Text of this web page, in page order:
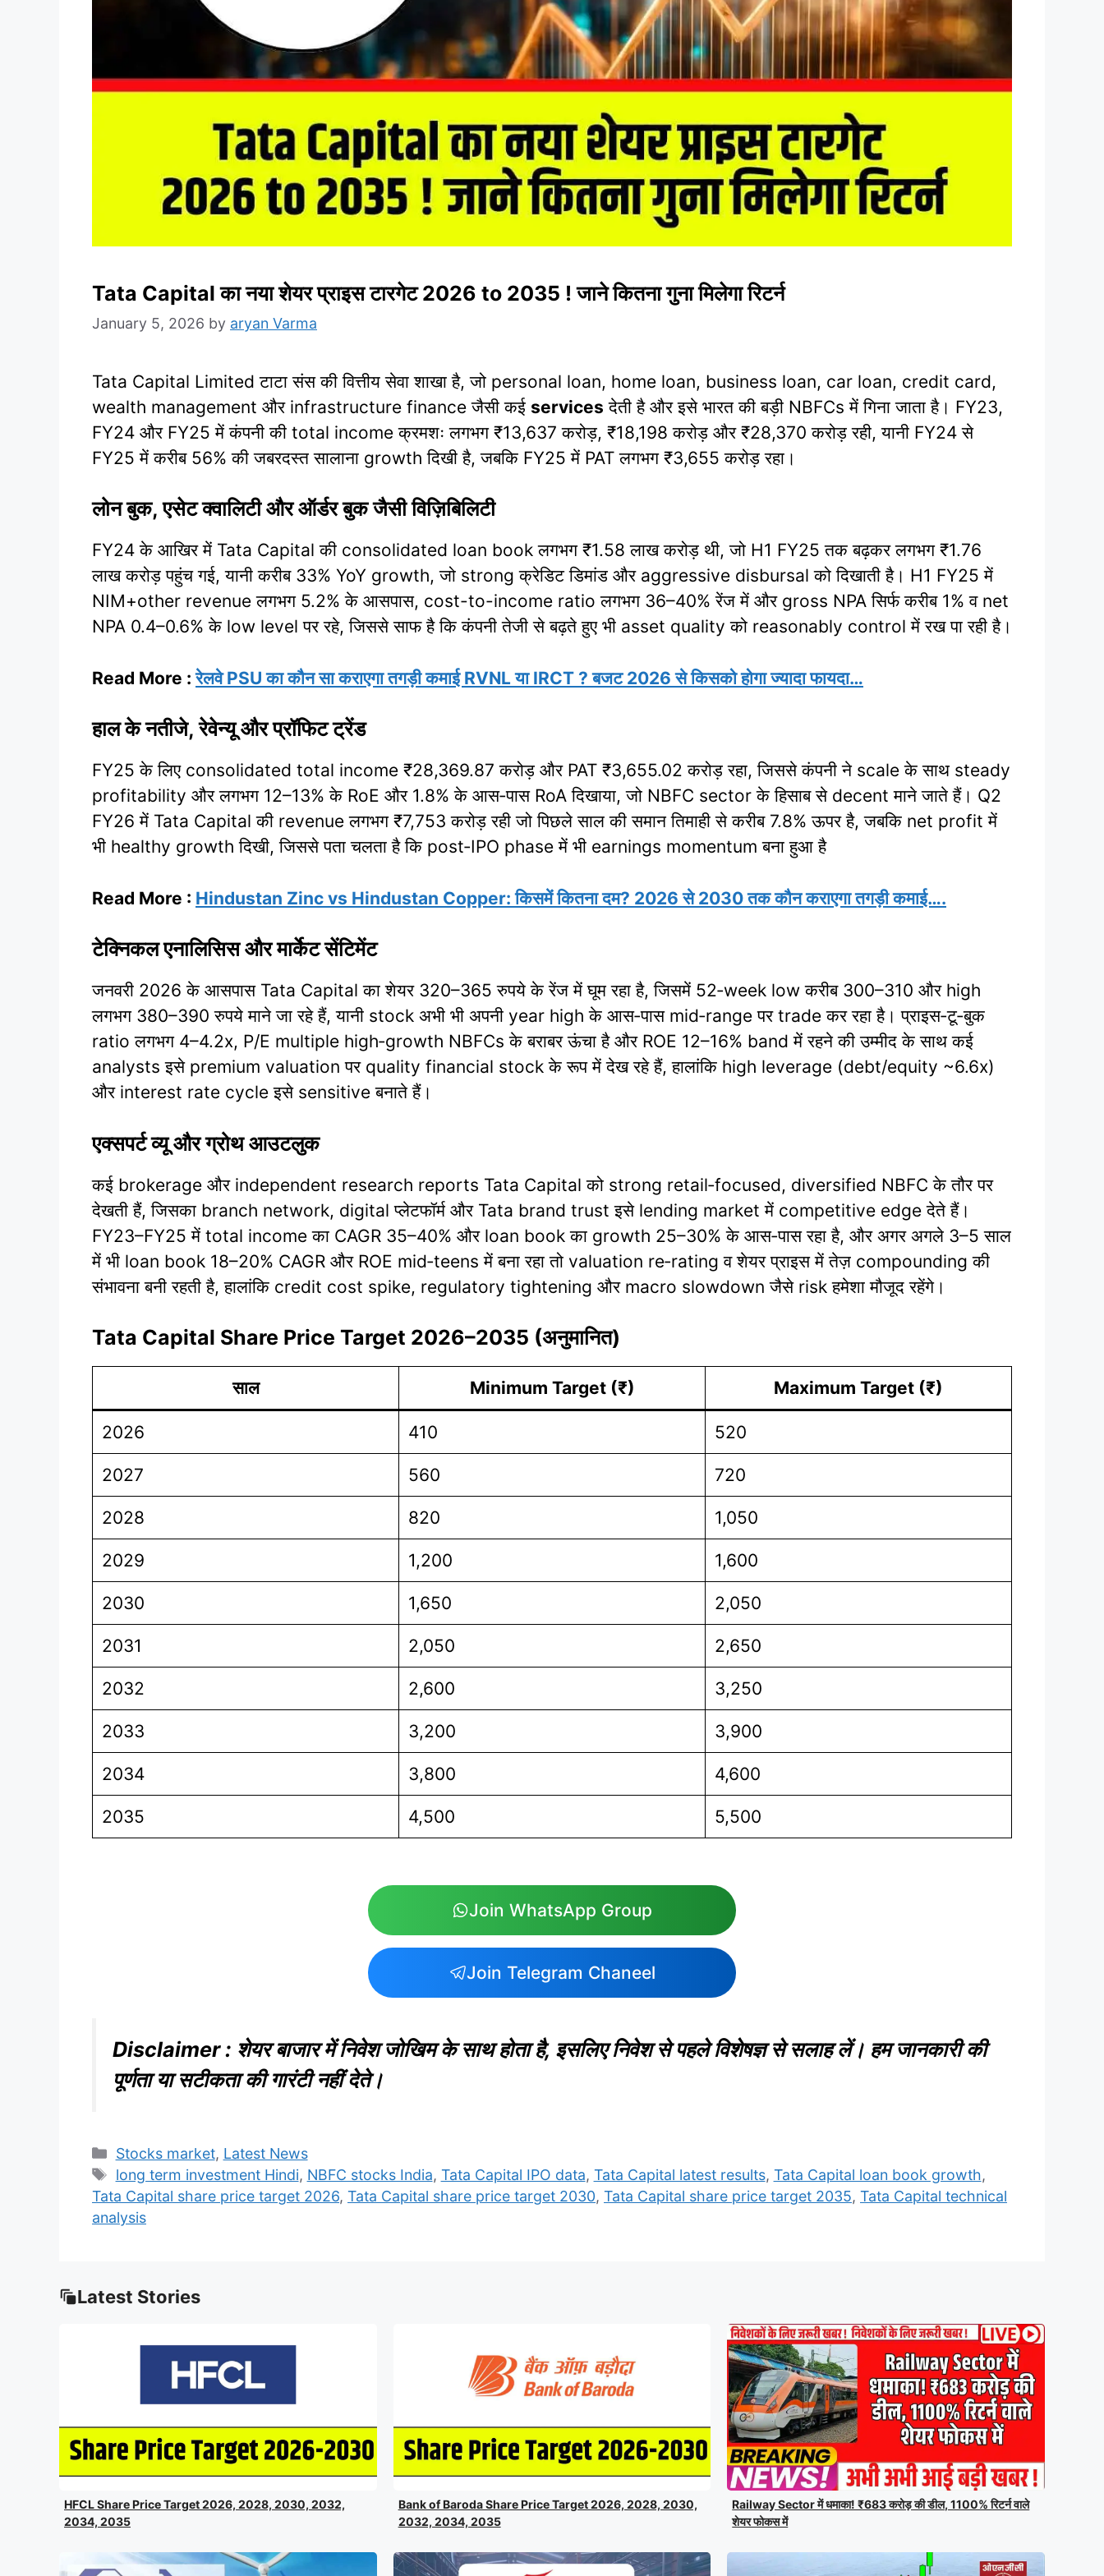
Tata Capital का नया शेयर प्राइस टारगेट 2026 to 2035 ! जाने कितना गुना मिलेगा रिटर्न
January 5, 2026 by aryan Varma
Tata Capital Limited टाटा संस की वित्तीय सेवा शाखा है, जो personal loan, home loan, business loan, car loan, credit card,
wealth management और infrastructure finance जैसी कई services देती है और इसे भारत की बड़ी NBFCs में गिना जाता है। FY23,
FY24 और FY25 में कंपनी की total income क्रमशः लगभग ₹13,637 करोड़, ₹18,198 करोड़ और ₹28,370 करोड़ रही, यानी FY24 से
FY25 में करीब 56% की जबरदस्त सालाना growth दिखी है, जबकि FY25 में PAT लगभग ₹3,655 करोड़ रहा।
लोन बुक, एसेट क्वालिटी और ऑर्डर बुक जैसी विज़िबिलिटी
FY24 के आखिर में Tata Capital की consolidated loan book लगभग ₹1.58 लाख करोड़ थी, जो H1 FY25 तक बढ़कर लगभग ₹1.76
लाख करोड़ पहुंच गई, यानी करीब 33% YoY growth, जो strong क्रेडिट डिमांड और aggressive disbursal को दिखाती है। H1 FY25 में
NIM+other revenue लगभग 5.2% के आसपास, cost-to-income ratio लगभग 36–40% रेंज में और gross NPA सिर्फ करीब 1% व net
NPA 0.4–0.6% के low level पर रहे, जिससे साफ है कि कंपनी तेजी से बढ़ते हुए भी asset quality को reasonably control में रख पा रही है।
Read More :रेलवे PSU का कौन सा कराएगा तगड़ी कमाई RVNL या IRCT ? बजट 2026 से किसको होगा ज्यादा फायदा…
हाल के नतीजे, रेवेन्यू और प्रॉफिट ट्रेंड
FY25 के लिए consolidated total income ₹28,369.87 करोड़ और PAT ₹3,655.02 करोड़ रहा, जिससे कंपनी ने scale के साथ steady
profitability और लगभग 12–13% के RoE और 1.8% के आस‑पास RoA दिखाया, जो NBFC sector के हिसाब से decent माने जाते हैं। Q2
FY26 में Tata Capital की revenue लगभग ₹7,753 करोड़ रही जो पिछले साल की समान तिमाही से करीब 7.8% ऊपर है, जबकि net profit में
भी healthy growth दिखी, जिससे पता चलता है कि post‑IPO phase में भी earnings momentum बना हुआ है
Read More : Hindustan Zinc vs Hindustan Copper: किसमें कितना दम? 2026 से 2030 तक कौन कराएगा तगड़ी कमाई….
टेक्निकल एनालिसिस और मार्केट सेंटिमेंट
जनवरी 2026 के आसपास Tata Capital का शेयर 320–365 रुपये के रेंज में घूम रहा है, जिसमें 52‑week low करीब 300–310 और high
लगभग 380–390 रुपये माने जा रहे हैं, यानी stock अभी भी अपनी year high के आस‑पास mid‑range पर trade कर रहा है। प्राइस‑टू‑बुक
ratio लगभग 4–4.2x, P/E multiple high‑growth NBFCs के बराबर ऊंचा है और ROE 12–16% band में रहने की उम्मीद के साथ कई
analysts इसे premium valuation पर quality financial stock के रूप में देख रहे हैं, हालांकि high leverage (debt/equity ~6.6x)
और interest rate cycle इसे sensitive बनाते हैं।
एक्सपर्ट व्यू और ग्रोथ आउटलुक
कई brokerage और independent research reports Tata Capital को strong retail‑focused, diversified NBFC के तौर पर
देखती हैं, जिसका branch network, digital प्लेटफॉर्म और Tata brand trust इसे lending market में competitive edge देते हैं।
FY23–FY25 में total income का CAGR 35–40% और loan book का growth 25–30% के आस‑पास रहा है, और अगर अगले 3–5 साल
में भी loan book 18–20% CAGR और ROE mid‑teens में बना रहा तो valuation re‑rating व शेयर प्राइस में तेज़ compounding की
संभावना बनी रहती है, हालांकि credit cost spike, regulatory tightening और macro slowdown जैसे risk हमेशा मौजूद रहेंगे।
Tata Capital Share Price Target 2026–2035 (अनुमानित)
साल Minimum Target (₹) Maximum Target (₹)
2026 410 520
2027 560 720
2028 820 1,050
2029 1,200 1,600
2030 1,650 2,050
2031 2,050 2,650
2032 2,600 3,250
2033 3,200 3,900
2034 3,800 4,600
2035 4,500 5,500
Join WhatsApp Group
Join Telegram Chaneel
Disclaimer : शेयर बाजार में निवेश जोखिम के साथ होता है, इसलिए निवेश से पहले विशेषज्ञ से सलाह लें। हम जानकारी की
पूर्णता या सटीकता की गारंटी नहीं देते।
Categories
Stocks market, Latest News
Tags
long term investment Hindi, NBFC stocks India, Tata Capital IPO data, Tata Capital latest results, Tata Capital loan book growth,
Tata Capital share price target 2026, Tata Capital share price target 2030, Tata Capital share price target 2035, Tata Capital technical
analysis
Latest Stories
HFCL Share Price Target 2026, 2028, 2030, 2032,
2034, 2035
Bank of Baroda Share Price Target 2026, 2028, 2030,
2032, 2034, 2035
Railway Sector में धमाका! ₹683 करोड़ की डील, 1100% रिटर्न वाले
शेयर फोकस में